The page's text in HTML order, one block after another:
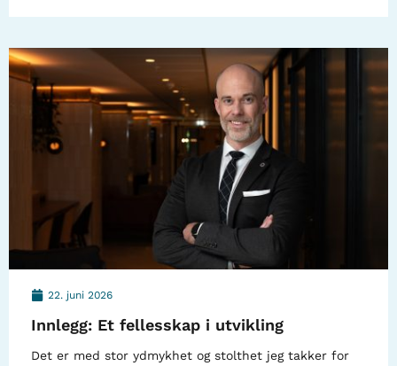
22. juni 2026
Innlegg: Et fellesskap i utvikling
Det er med stor ydmykhet og stolthet jeg takker for